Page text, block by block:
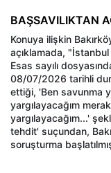
BAŞSAVILIKTAN
Konuya ilişkin
açıklamada,
Esas sayılı
08/07/2026 tarihli
ettiği, 'Ben savunma
yargılayacağım
yargılayacağım...'
tehdit' suçundan,
soruşturma